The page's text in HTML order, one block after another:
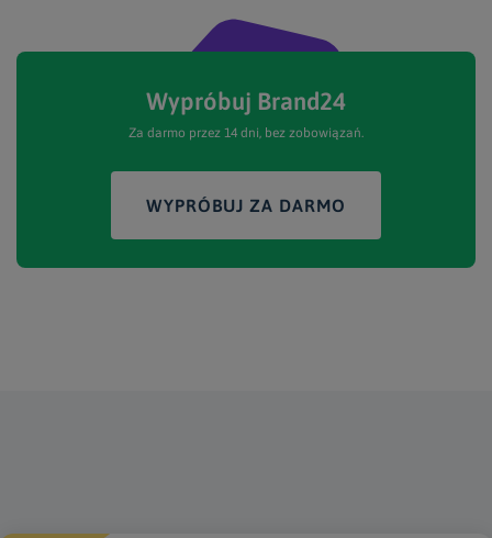
Wypróbuj Brand24
Za darmo przez 14 dni, bez zobowiązań.
WYPRÓBUJ ZA DARMO